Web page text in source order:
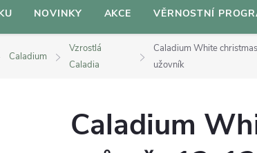
NOVINKY AKCE VĚRNOSTNÍ
Caladium
Vzrostlá
Caladia
Caladium White
užovník
Caladium